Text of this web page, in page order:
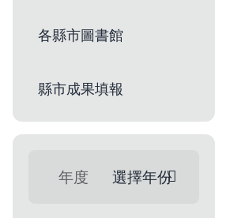
各縣市圖書館
縣市成果填報